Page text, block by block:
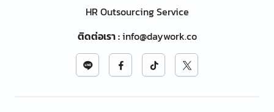
HR Outsourcing Service
ติดต่อเรา:info@daywork.co